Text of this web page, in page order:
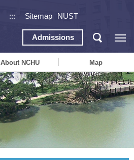
::: Sitemap NUST
Admissions
About NCHU Map